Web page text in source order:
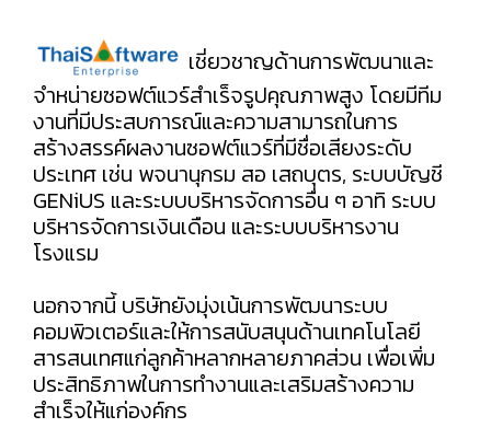
เชี่ยวชาญด้านการพัฒนาและ
จำหน่ายซอฟต์แวร์สำเร็จรูปคุณภาพสูง โดยมีทีม
งานที่มีประสบการณ์และความสามารถในการ
สร้างสรรค์ผลงานซอฟต์แวร์ที่มีชื่อเสียงระดับ
ประเทศ เช่น พจนานุกรม สอ เสถบุตร, ระบบบัญชี
GENiUS และระบบบริหารจัดการอื่น ๆ อาทิ ระบบ
บริหารจัดการเงินเดือน และระบบบริหารงาน
โรงแรม
นอกจากนี้ บริษัทยังมุ่งเน้นการพัฒนาระบบ
คอมพิวเตอร์และให้การสนับสนุนด้านเทคโนโลยี
สารสนเทศแก่ลูกค้าหลากหลายภาคส่วน เพื่อเพิ่ม
ประสิทธิภาพในการทำงานและเสริมสร้างความ
สำเร็จให้แก่องค์กร